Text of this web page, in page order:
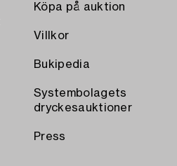
Köpa på auktion
Villkor
Bukipedia
Systembolagets
dryckesauktioner
Press